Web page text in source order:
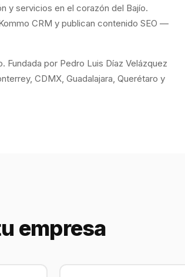
y servicios en el corazón del Bajío.
CRM y publican contenido SEO —
por Pedro Luis Díaz Velázquez
CDMX, Guadalajara, Querétaro y
empresa